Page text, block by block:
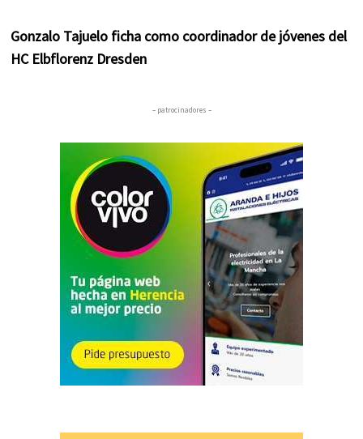
Gonzalo Tajuelo ficha como coordinador de jóvenes del
HC Elbflorenz Dresden
– patrocinadores –